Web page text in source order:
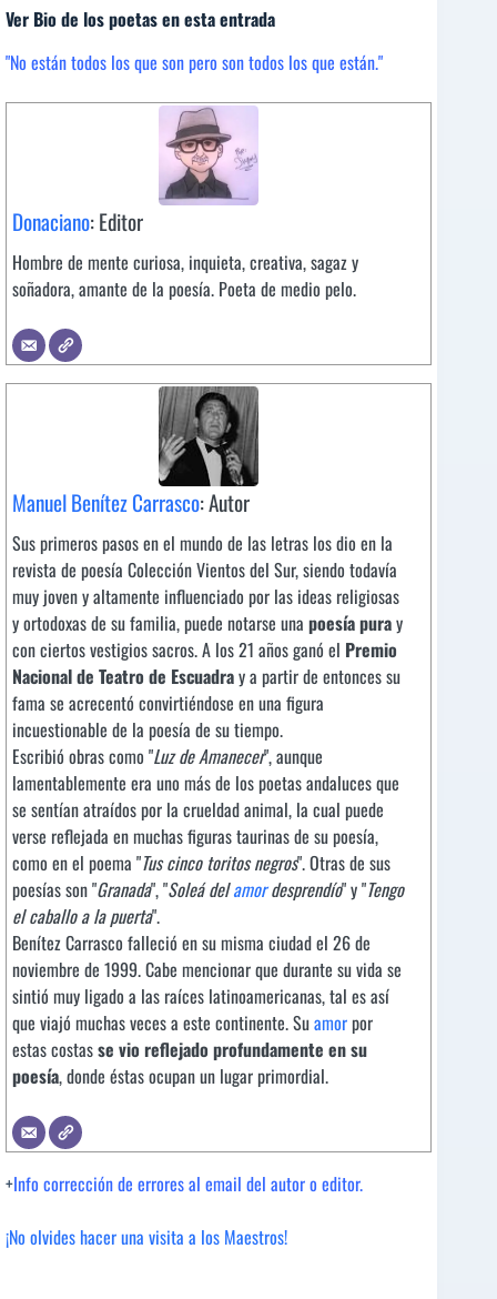
Ver Bio de los poetas en esta entrada
"No están todos los que son pero son todos los que están."
Donaciano: Editor
Hombre de mente curiosa, inquieta, creativa, sagaz y
soñadora, amante de la poesía. Poeta de medio pelo.
Manuel Benítez Carrasco: Autor
Sus primeros pasos en el mundo de las letras los dio en la
revista de poesía Colección Vientos del Sur, siendo todavía
muy joven y altamente influenciado por las ideas religiosas
y ortodoxas de su familia, puede notarse una poesía puray
con ciertos vestigios sacros. A los 21 años ganó el Premio
Nacional de Teatro de Escuadray a partir de entonces su
fama se acrecentó convirtiéndose en una figura
incuestionable de la poesía de su tiempo.
Escribió obras como "Luz de Amanecer", aunque
lamentablemente era uno más de los poetas andaluces que
se sentían atraídos por la crueldad animal, la cual puede
verse reflejada en muchas figuras taurinas de su poesía,
como en el poema "Tus cinco toritos negros". Otras de sus
poesías son "Granada", "Soleá delamordesprendío" y "Tengo
el caballo a la puerta".
Benítez Carrasco falleció en su misma ciudad el 26 de
noviembre de 1999. Cabe mencionar que durante su vida se
sintió muy ligado a las raíces latinoamericanas, tal es así
que viajó muchas veces a este continente. Suamorpor
estas costasse vio reflejado profundamente en su
poesía, donde éstas ocupan un lugar primordial.
+Info corrección de errores al email del autor o editor.
¡No olvides hacer una visita a los Maestros!